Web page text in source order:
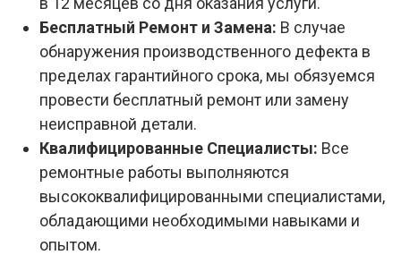
Бесплатный Ремонт и Замена: В случае
обнаружения производственного дефекта в
пределах гарантийного срока, мы обязуемся
провести бесплатный ремонт или замену
неисправной детали.
Квалифицированные Специалисты: Все
ремонтные работы выполняются
высококвалифицированными специалистами,
обладающими необходимыми навыками и
опытом.